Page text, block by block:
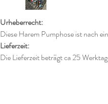
Urheberrecht:
Diese Harem Pumphose ist nach
Lieferzeit:
Die Lieferzeit beträgt ca 25